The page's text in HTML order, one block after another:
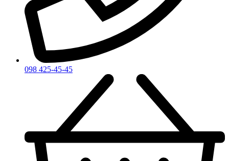
098 425-45-45